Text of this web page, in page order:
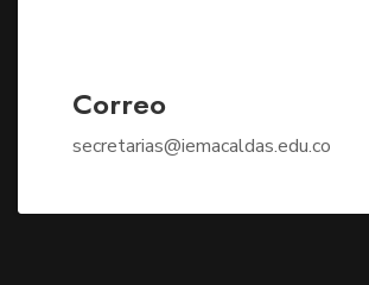
Correo
secretarias@iemacaldas.edu.co